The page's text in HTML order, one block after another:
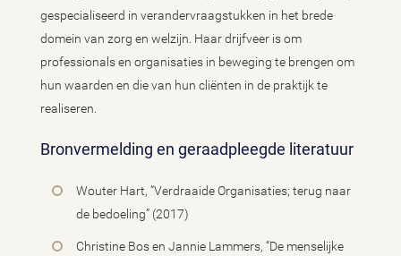
gespecialiseerd in verandervraagstukken in het brede
domein van zorg en welzijn. Haar drijfveer is om
professionals en organisaties in beweging te brengen om
hun waarden en die van hun cliënten in de praktijk te
realiseren.
Bronvermelding en geraadpleegde literatuur
Wouter Hart, “Verdraaide Organisaties; terug naar
de bedoeling” (2017)
Christine Bos en Jannie Lammers, “De menselijke